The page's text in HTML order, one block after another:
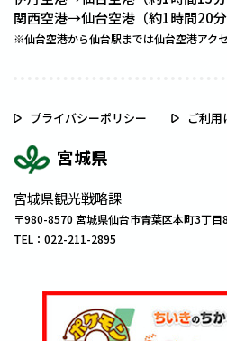
関西空港→仙台空港（約1時間20分
※仙台空港から仙台駅までは仙台空港アク
プライバシーポリシー ご利用
宮城県
宮城県観光戦略課
〒980-8570 宮城県仙台市青葉区本町3丁目
TEL：022-211-2895